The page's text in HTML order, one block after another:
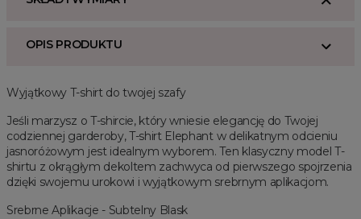
OPIS PRODUKTU
Wyjątkowy T-shirt do twojej szafy
Jeśli marzysz o T-shircie, który wniesie elegancję do Twojej
codziennej garderoby, T-shirt Elephant w delikatnym odcieniu
jasnoróżowym jest idealnym wyborem. Ten klasyczny model T-
shirtu z okrągłym dekoltem zachwyca od pierwszego spojrzenia
dzięki swojemu urokowi i wyjątkowym srebrnym aplikacjom.
Srebrne Aplikacje - Subtelny Blask